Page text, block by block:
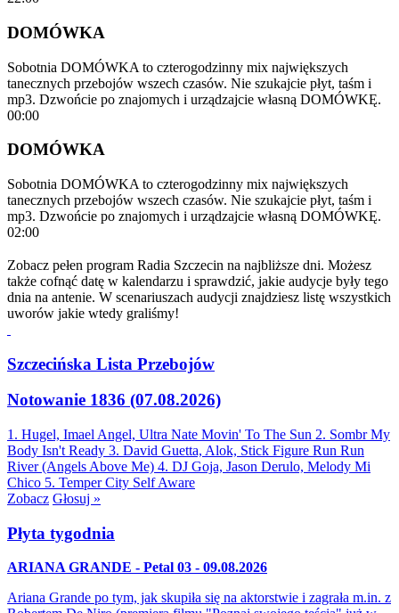
DOMÓWKA
Sobotnia DOMÓWKA to czterogodzinny mix największych
tanecznych przebojów wszech czasów. Nie szukajcie płyt, taśm i
mp3. Dzwońcie po znajomych i urządzajcie własną DOMÓWKĘ.
00:00
DOMÓWKA
Sobotnia DOMÓWKA to czterogodzinny mix największych
tanecznych przebojów wszech czasów. Nie szukajcie płyt, taśm i
mp3. Dzwońcie po znajomych i urządzajcie własną DOMÓWKĘ.
02:00
Zobacz pełen program Radia Szczecin na najbliższe dni. Możesz
także cofnąć datę w kalendarzu i sprawdzić, jakie audycje były tego
dnia na antenie. W scenariuszach audycji znajdziesz listę wszystkich
uworów jakie wtedy graliśmy!
Szczecińska Lista Przebojów
Notowanie 1836 (07.08.2026)
1. Hugel, Imael Angel, Ultra Nate Movin' To The Sun 2. Sombr My
Body Isn't Ready 3. David Guetta, Alok, Stick Figure Run Run
River (Angels Above Me) 4. DJ Goja, Jason Derulo, Melody Mi
Chico 5. Temper City Self Aware
Zobacz Głosuj »
Płyta tygodnia
ARIANA GRANDE - Petal 03 - 09.08.2026
Ariana Grande po tym, jak skupiła się na aktorstwie i zagrała m.in. z